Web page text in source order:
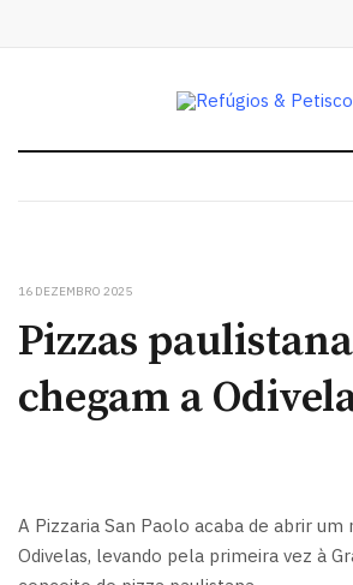
16 DEZEMBRO 2025
Pizzas
chegam a
A Pizzaria San Paolo acaba de abrir um
Odivelas, levando pela primeira vez à